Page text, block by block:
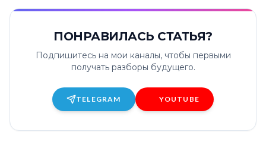
ПОНРАВИЛАСЬ СТАТЬЯ?
Подпишитесь на мои каналы, чтобы первыми
получать разборы будущего.
TELEGRAM YOUTUBE